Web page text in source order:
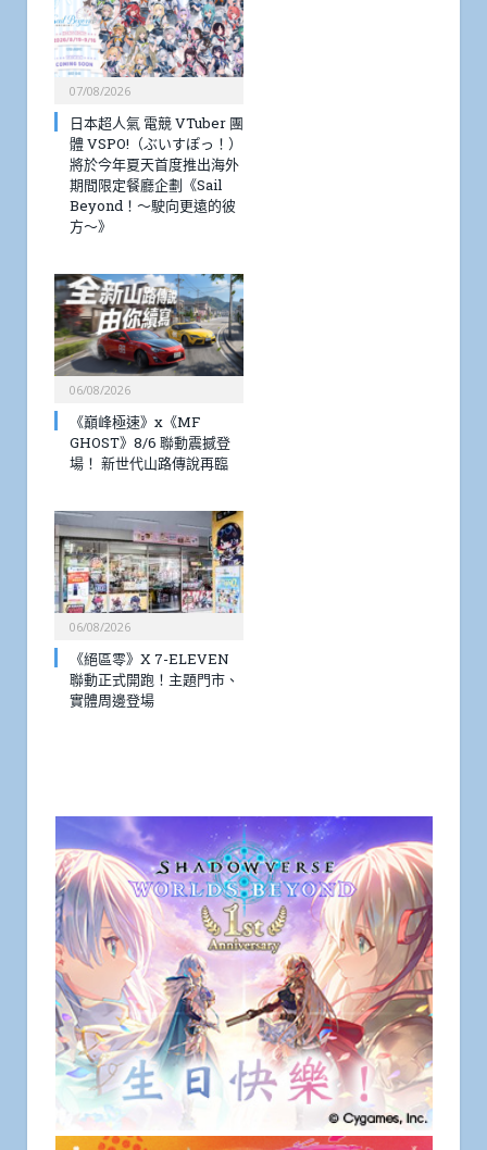
07/08/2026
日本超人氣 電競 VTuber 團
體 VSPO!（ぶいすぽっ！）
將於今年夏天首度推出海外
期間限定餐廳企劃《Sail
Beyond！～駛向更遠的彼
方～》
06/08/2026
《巔峰極速》x《MF
GHOST》8/6 聯動震撼登
場！ 新世代山路傳說再臨
06/08/2026
《絕區零》X 7-ELEVEN
聯動正式開跑！主題門市、
實體周邊登場